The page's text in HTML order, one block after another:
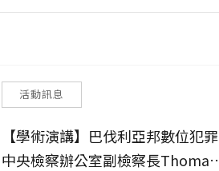
活動訊息
【學術演講】巴伐利亞邦數位犯罪
中央檢察辦公室副檢察長Thomas